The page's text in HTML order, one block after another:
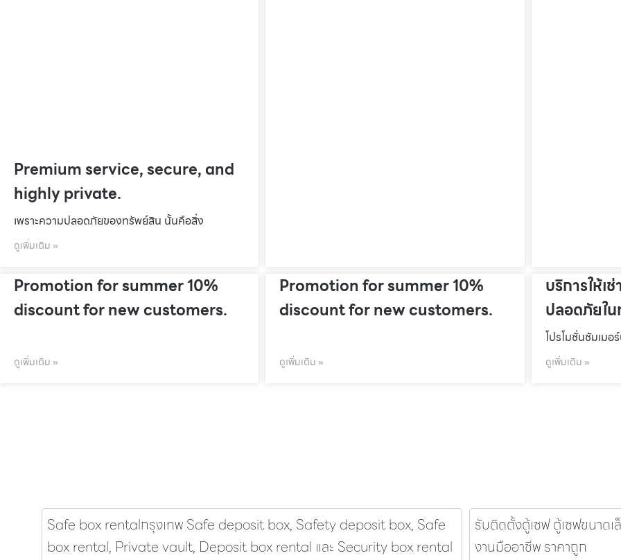
Premium service, secure, and
highly private.
เพราะความปลอดภัยของทรัพย์สิน นั้นคือสิ่ง
ดูเพิ่มเติม »
Promotion for summer 10%
discount for new customers.
ดูเพิ่มเติม »
Promotion for summer 10%
discount for new customers.
ดูเพิ่มเติม »
บริการให้เ
ปลอดภัยใ
โปรโมชั่นชัมเมอ
ดูเพิ่มเติม »
Safe box rentalกรุงเทพ Safe deposit box, Safety deposit box, Safe
box rental, Private vault, Deposit box rental และ Security box rental
รับติดตั้งตู้เซฟ ตู้เซฟขนาด
งานมืออาชีพ ราคาถูก